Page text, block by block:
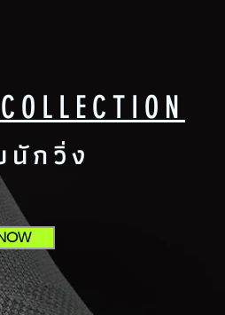
นักวิ่ง